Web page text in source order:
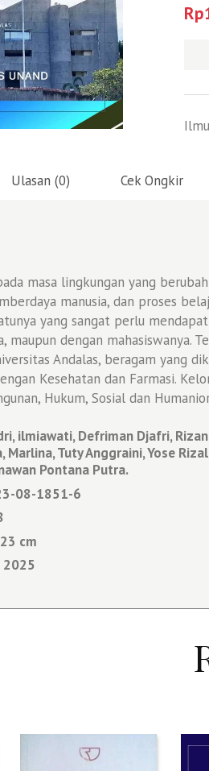
Rp
Ulasan (0) Cek Ongkir
masa lingkungan yang
manusia, dan proses
yang sangat perlu
maupun dengan mahasiswanya.
Andalas, beragam yang
Kesehatan dan Farmasi.
Hukum, Sosial dan
ilmiawati, Defriman Djafri,
Marlina, Tuty Anggraini, Yose
Pontana Putra.
08-1851-6
cm
2025